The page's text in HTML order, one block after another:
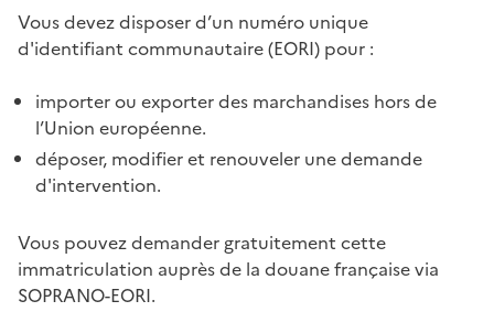
Vous devez disposer d’un numéro unique
d'identifiant communautaire (EORI) pour :
importer ou exporter des marchandises hors de
l’Union européenne.
déposer, modifier et renouveler une demande
d'intervention.
Vous pouvez demander gratuitement cette
immatriculation auprès de la douane française via
SOPRANO-EORI.